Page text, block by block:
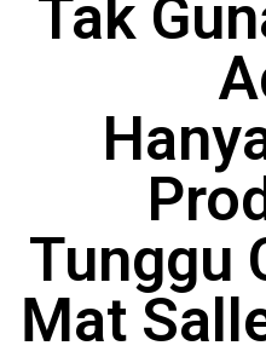
Tak
Tunggu
Mat